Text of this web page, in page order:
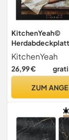
KitchenYeah©
Ceranfeld
KitchenYeah
26,99 €
ZUM